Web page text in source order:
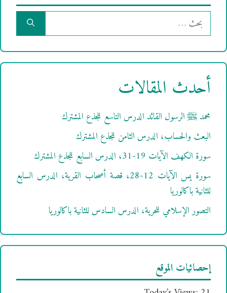
البحث
عن:
أحدث المقالات
محمد ﷺ الرسول القائد الدرس التاسع للجذع المشترك
البعث والحساب، الدرس الثامن للجذع المشترك
سورة الكهف الآيات 19-31، الدرس السابع للجذع المشترك
سورة يس الآيات 12-28، قصة أصحاب القرية، الدرس السابع
للثانية باكالوريا
التصور الإسلامي للحرية، الدرس السادس للثانية باكالوريا
إحصائيات الموقع